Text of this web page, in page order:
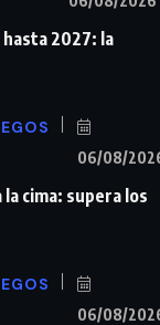
hasta 2027: la
06/08/
cima: supera los
06/08/